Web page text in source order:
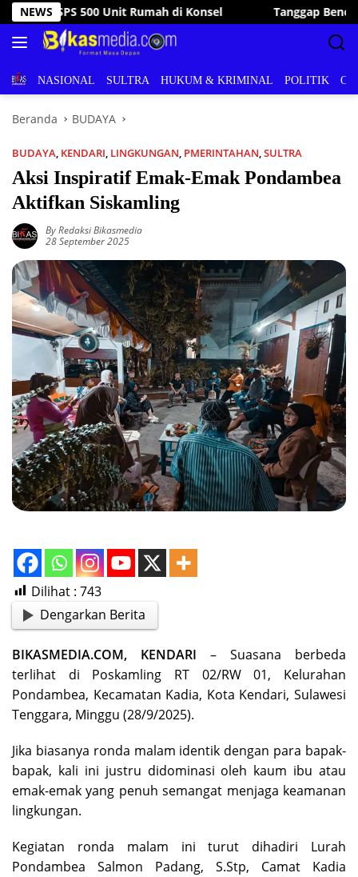
Langsung
ke
konten
NEWS
Tanggap Bencana, Wakil Bupati Konsel Kunjungi dan Bantu
BERITANASIONAL SULTRA HUKUM & KRIMINAL POLITIK
Beranda BUDAYA
BUDAYA, KENDARI, LINGKUNGAN, PMERINTAHAN,SULTRA
Aksi Inspiratif Emak-Emak Pondambea
Aktifkan Siskamling
By Redaksi Bikasmedia
28 September 2025
Dilihat : 743
Dengarkan Berita
BIKASMEDIA.COM, KENDARI – Suasana berbeda
terlihat di Poskamling RT 02/RW 01, Kelurahan
Pondambea, Kecamatan Kadia, Kota Kendari, Sulawesi
Tenggara, Minggu (28/9/2025).
Jika biasanya ronda malam identik dengan para bapak-
bapak, kali ini justru didominasi oleh kaum ibu atau
emak-emak yang penuh semangat menjaga keamanan
lingkungan.
Kegiatan ronda malam ini turut dihadiri Lurah
Pondambea Salmon Padang, S.Stp, Camat Kadia